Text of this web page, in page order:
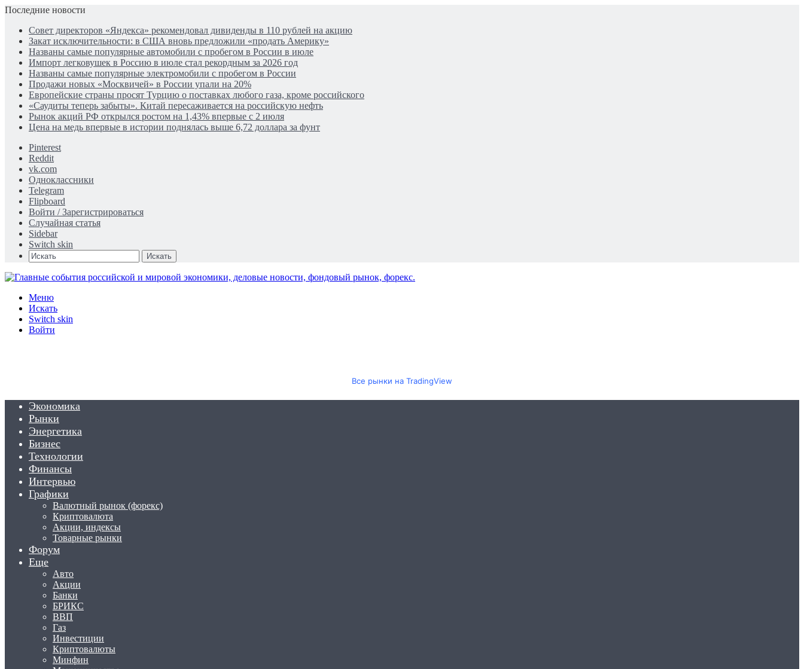
Последние новости
Совет директоров «Яндекса» рекомендовал дивиденды в 110 рублей на акцию
Закат исключительности: в США вновь предложили «продать Америку»
Названы самые популярные автомобили с пробегом в России в июле
Импорт легковушек в Россию в июле стал рекордным за 2026 год
Названы самые популярные электромобили с пробегом в России
Продажи новых «Москвичей» в России упали на 20%
Европейские страны просят Турцию о поставках любого газа, кроме российского
«Саудиты теперь забыты». Китай пересаживается на российскую нефть
Рынок акций РФ открылся ростом на 1,43% впервые с 2 июля
Цена на медь впервые в истории поднялась выше 6,72 доллара за фунт
Pinterest
Reddit
vk.com
Одноклассники
Telegram
Flipboard
Войти / Зарегистрироваться
Случайная статья
Sidebar
Switch skin
Искать
Меню
Искать
Switch skin
Войти
Все рынки на TradingView
Экономика
Рынки
Энергетика
Бизнес
Технологии
Финансы
Интервью
Графики
Валютный рынок (форекс)
Криптовалюта
Акции, индексы
Товарные рынки
Форум
Еще
Авто
Акции
Банки
БРИКС
ВВП
Газ
Инвестиции
Криптовалюты
Минфин